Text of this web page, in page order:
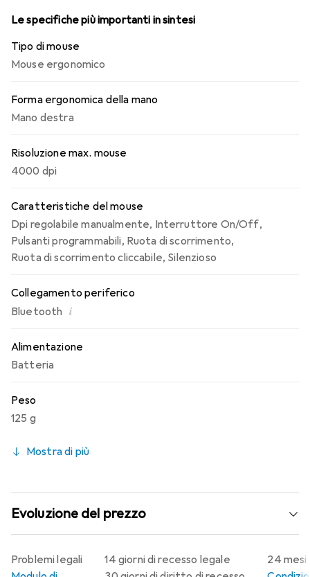
Le specifiche più importanti in sintesi
Tipo di mouse
Mouse ergonomico
Forma ergonomica della mano
Mano destra
Risoluzione max. mouse
4000 dpi
Caratteristiche del mouse
Dpi regolabile manualmente, Interruttore On/Off,
Pulsanti programmabili, Ruota di scorrimento,
Ruota di scorrimento cliccabile, Silenzioso
Collegamento periferico
Bluetooth i
Alimentazione
Batteria
Peso
125 g
Mostra di più
Evoluzione del prezzo
14 giorni di recesso legale
24 mesi
Problemi legali